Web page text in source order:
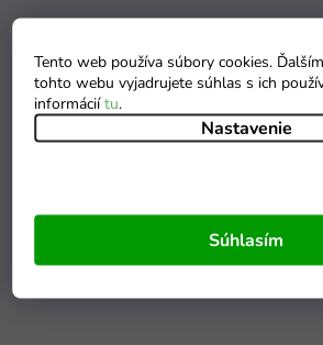
Tento web používa súbory cookies.
tohto webu vyjadrujete súhlas s ich
informáciítu.
Nastavenie
Súhlasím